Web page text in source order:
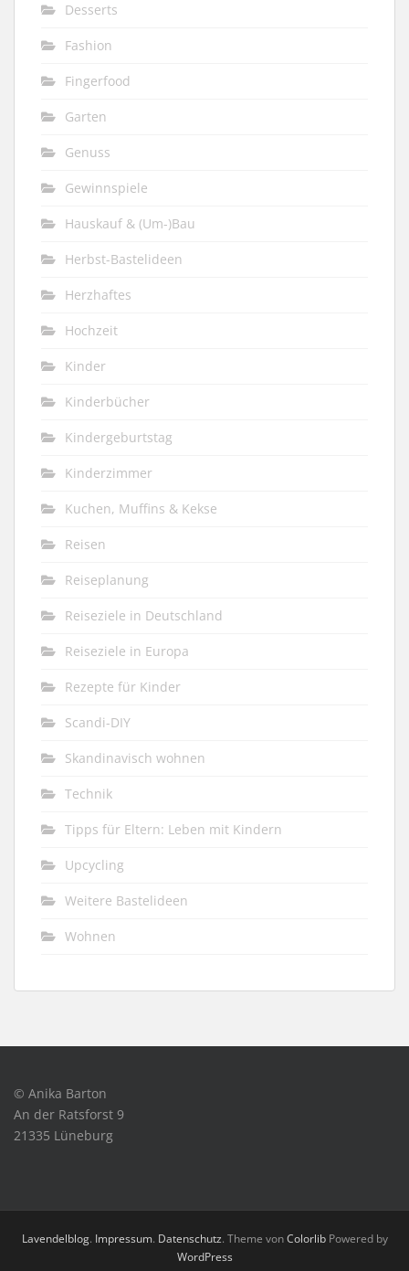
Desserts
Fashion
Fingerfood
Garten
Genuss
Gewinnspiele
Hauskauf & (Um-)Bau
Herbst-Bastelideen
Herzhaftes
Hochzeit
Kinder
Kinderbücher
Kindergeburtstag
Kinderzimmer
Kuchen, Muffins & Kekse
Reisen
Reiseplanung
Reiseziele in Deutschland
Reiseziele in Europa
Rezepte für Kinder
Scandi-DIY
Skandinavisch wohnen
Technik
Tipps für Eltern: Leben mit Kindern
Upcycling
Weitere Bastelideen
Wohnen
© Anika Barton
An der Ratsforst 9
21335 Lüneburg
Lavendelblog. Impressum. Datenschutz. Theme vonColorlibPowered by
WordPress